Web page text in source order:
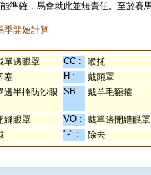
準確，馬會就此並無責任。至於賽
季開始計算
單邊眼罩 CC :
喉托
塞 H :
戴頭罩
邊半掩防沙眼 SB : 戴羊毛額箍
縫眼罩 VO : 戴單邊開縫眼罩
"-" : 除去